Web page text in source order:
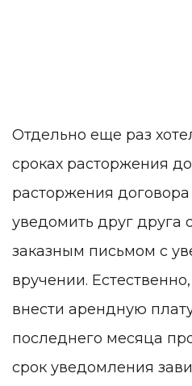
Отдельно еще раз
сроках расторжения
расторжения договора
уведомить друг друга
заказным письмом с
вручении.
внести арендную
последнего месяца
срок уведомления